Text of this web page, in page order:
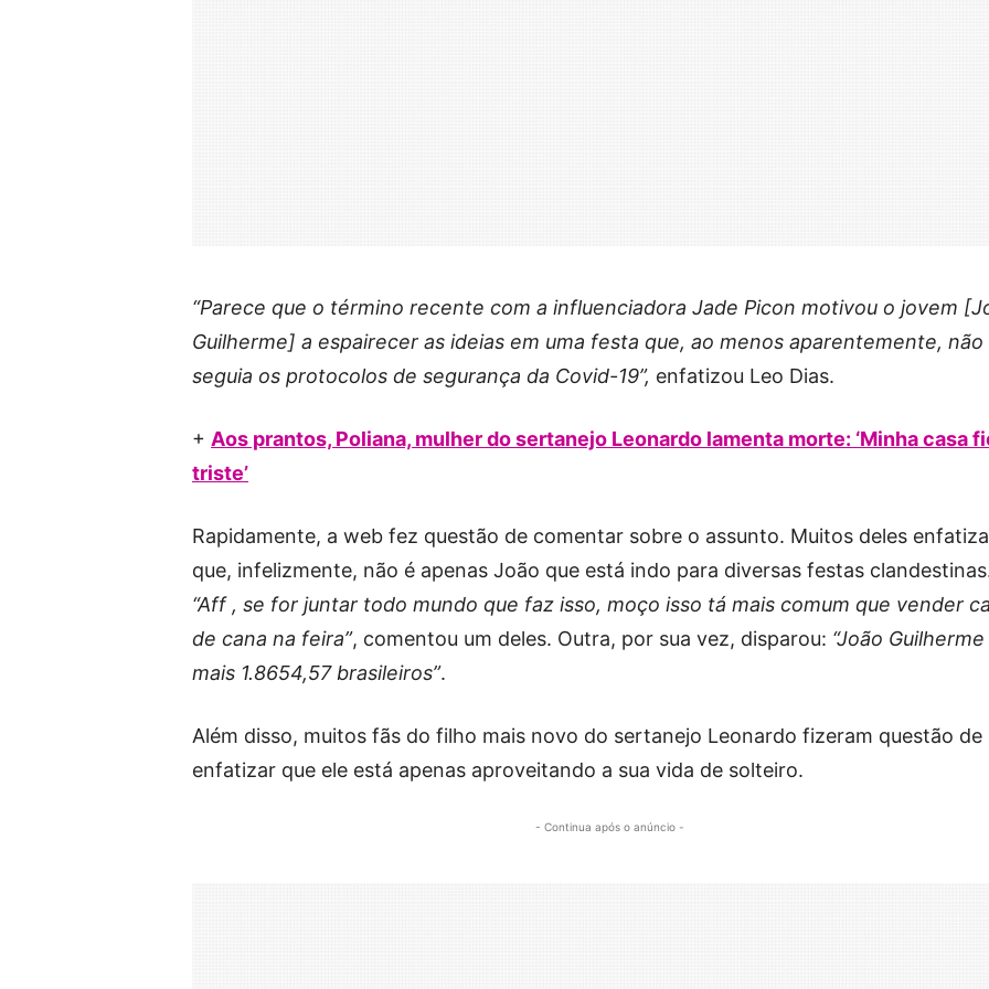
“Parece que o término recente com a influenciadora Jade Picon motivou o jovem
Guilherme] a espairecer as ideias em uma festa que, ao menos aparentemente, não
seguia os protocolos de segurança da Covid-19”, enfatizou Leo Dias.
+ Aos prantos, Poliana, mulher do sertanejo Leonardo lamenta morte: ‘Minha casa
triste’
Rapidamente, a web fez questão de comentar sobre o assunto. Muitos deles
que, infelizmente, não é apenas João que está indo para diversas festas
“Aff , se for juntar todo mundo que faz isso, moço isso tá mais comum que vender
de cana na feira”, comentou um deles. Outra, por sua vez, disparou: “João Guilherme
mais 1.8654,57 brasileiros”.
Além disso, muitos fãs do filho mais novo do sertanejo Leonardo fizeram questão de
enfatizar que ele está apenas aproveitando a sua vida de solteiro.
- Continua após o anúncio -